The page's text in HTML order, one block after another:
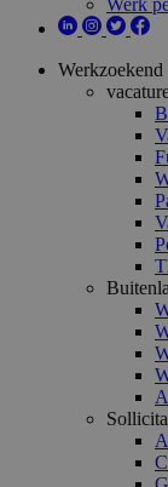
Werk
Werkzoekend